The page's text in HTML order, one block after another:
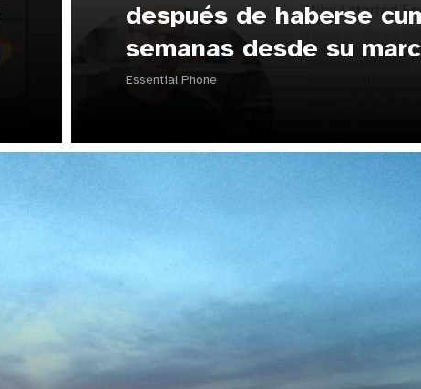
después de haberse
semanas desde su
Essential Phone